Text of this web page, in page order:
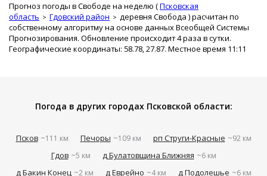
Прогноз погоды в Свободе на неделю (Псковская
область
Гдовский район деревня Свобода ) расчитан по
собственному алгоритму на основе данных Всеобщей Системы
Прогнозирования. Обновление происходит 4 раза в сутки.
Географические координаты: 58.78, 27.87. Местное время 11:11
Погода в других городах Псковской области:
Псков ~111 км Печоры ~109 км рп Струги-Красные ~92 км
Гдов ~5 км д Булатовщина Ближняя ~6 км
д Бакин Конец ~2 км д Еврейно ~4 км д Подолешье ~6 км